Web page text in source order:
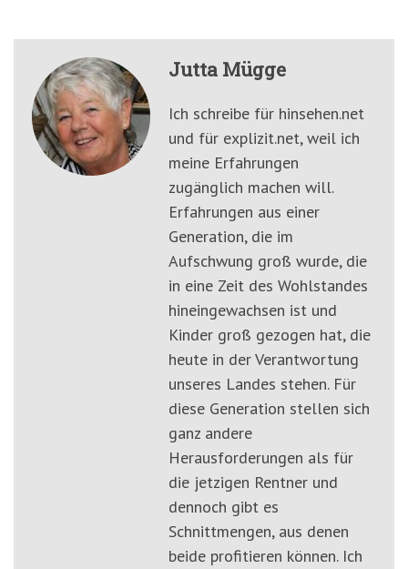
Jutta Mügge
Ich schreibe für hinsehen.net
und für explizit.net, weil ich
meine Erfahrungen
zugänglich machen will.
Erfahrungen aus einer
Generation, die im
Aufschwung groß wurde, die
in eine Zeit des Wohlstandes
hineingewachsen ist und
Kinder groß gezogen hat, die
heute in der Verantwortung
unseres Landes stehen. Für
diese Generation stellen sich
ganz andere
Herausforderungen als für
die jetzigen Rentner und
dennoch gibt es
Schnittmengen, aus denen
beide profitieren können. Ich